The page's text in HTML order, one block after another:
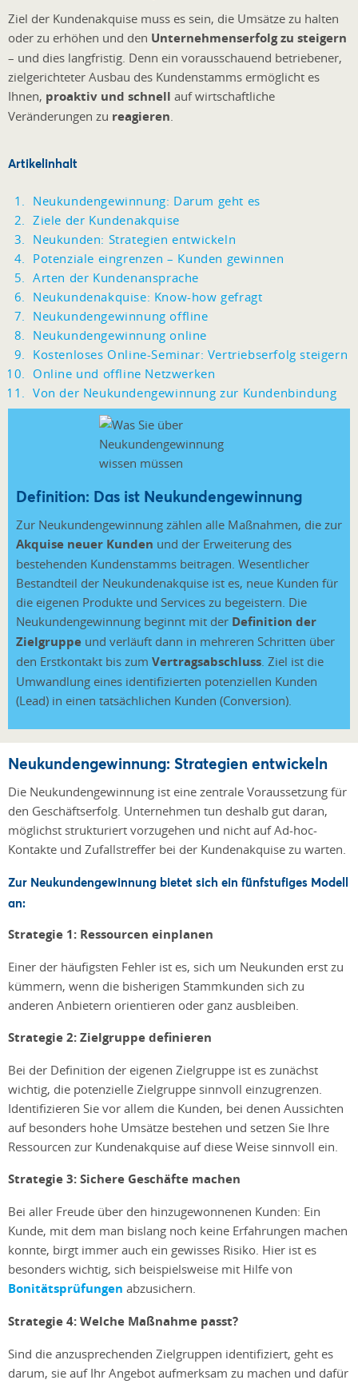
Ziel der Kundenakquise muss es sein, die Umsätze zu halten
oder zu erhöhen und den Unternehmenserfolg zu steigern
– und dies langfristig. Denn ein vorausschauend betriebener,
zielgerichteter Ausbau des Kundenstamms ermöglicht es
Ihnen, proaktiv und schnell auf wirtschaftliche
Veränderungen zu reagieren.
Artikelinhalt
Neukundengewinnung: Darum geht es
Ziele der Kundenakquise
Neukunden: Strategien entwickeln
Potenziale eingrenzen – Kunden gewinnen
Arten der Kundenansprache
Neukundenakquise: Know-how gefragt
Neukundengewinnung offline
Neukundengewinnung online
Kostenloses Online-Seminar: Vertriebserfolg steigern
Online und offline Netzwerken
Von der Neukundengewinnung zur Kundenbindung
Definition: Das ist Neukundengewinnung
Zur Neukundengewinnung zählen alle Maßnahmen, die zur
Akquise neuer Kunden und der Erweiterung des
bestehenden Kundenstamms beitragen. Wesentlicher
Bestandteil der Neukundenakquise ist es, neue Kunden für
die eigenen Produkte und Services zu begeistern. Die
Neukundengewinnung beginnt mit der Definition der
Zielgruppe und verläuft dann in mehreren Schritten über
den Erstkontakt bis zum Vertragsabschluss. Ziel ist die
Umwandlung eines identifizierten potenziellen Kunden
(Lead) in einen tatsächlichen Kunden (Conversion).
Neukundengewinnung: Strategien entwickeln
Die Neukundengewinnung ist eine zentrale Voraussetzung für
den Geschäftserfolg. Unternehmen tun deshalb gut daran,
möglichst strukturiert vorzugehen und nicht auf Ad-hoc-
Kontakte und Zufallstreffer bei der Kundenakquise zu warten.
Zur Neukundengewinnung bietet sich ein fünfstufiges Modell
an:
Strategie 1: Ressourcen einplanen
Einer der häufigsten Fehler ist es, sich um Neukunden erst zu
kümmern, wenn die bisherigen Stammkunden sich zu
anderen Anbietern orientieren oder ganz ausbleiben.
Strategie 2: Zielgruppe definieren
Bei der Definition der eigenen Zielgruppe ist es zunächst
wichtig, die potenzielle Zielgruppe sinnvoll einzugrenzen.
Identifizieren Sie vor allem die Kunden, bei denen Aussichten
auf besonders hohe Umsätze bestehen und setzen Sie Ihre
Ressourcen zur Kundenakquise auf diese Weise sinnvoll ein.
Strategie 3: Sichere Geschäfte machen
Bei aller Freude über den hinzugewonnenen Kunden: Ein
Kunde, mit dem man bislang noch keine Erfahrungen machen
konnte, birgt immer auch ein gewisses Risiko. Hier ist es
besonders wichtig, sich beispielsweise mit Hilfe von
Bonitätsprüfungen abzusichern.
Strategie 4: Welche Maßnahme passt?
Sind die anzusprechenden Zielgruppen identifiziert, geht es
darum, sie auf Ihr Angebot aufmerksam zu machen und dafür